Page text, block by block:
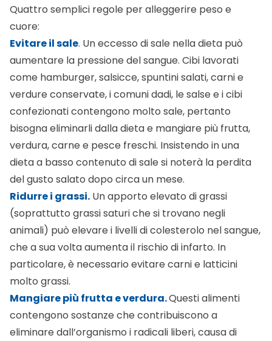
Quattro semplici regole per alleggerire peso e
cuore:
Evitare il sale. Un eccesso di sale nella dieta può
aumentare la pressione del sangue. Cibi lavorati
come hamburger, salsicce, spuntini salati, carni e
verdure conservate, i comuni dadi, le salse e i cibi
confezionati contengono molto sale, pertanto
bisogna eliminarli dalla dieta e mangiare più frutta,
verdura, carne e pesce freschi. Insistendo in una
dieta a basso contenuto di sale si noterà la perdita
del gusto salato dopo circa un mese.
Ridurre i grassi. Un apporto elevato di grassi
(soprattutto grassi saturi che si trovano negli
animali) può elevare i livelli di colesterolo nel sangue,
che a sua volta aumenta il rischio di infarto. In
particolare, è necessario evitare carni e latticini
molto grassi.
Mangiare più frutta e verdura.Questi alimenti
contengono sostanze che contribuiscono a
eliminare dall’organismo i radicali liberi, causa di